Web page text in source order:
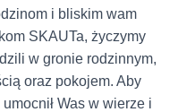
i bliskim wam
SKAUTa, życzymy
w gronie rodzinnym,
oraz pokojem. Aby
Was w wierze i